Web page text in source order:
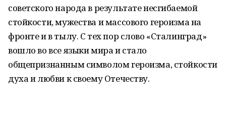
советского народа в результате несгибаемой
стойкости, мужества и массового героизма на
фронте и в тылу. С тех пор слово «Сталинград»
вошло во все языки мира и стало
общепризнанным символом героизма, стойкости
духа и любви к своему Отечеству.